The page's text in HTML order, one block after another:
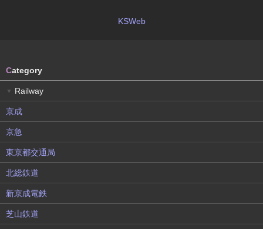
KSWeb
Category
▼ Railway
京成
京急
東京都交通局
北総鉄道
新京成電鉄
芝山鉄道